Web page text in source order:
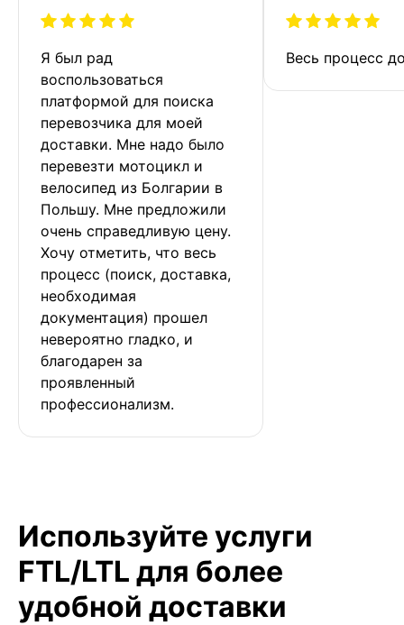
Я был рад
воспользоваться
платформой для поиска
перевозчика для моей
доставки. Мне надо было
перевезти мотоцикл и
велосипед из Болгарии в
Польшу. Мне предложили
очень справедливую цену.
Хочу отметить, что весь
процесс (поиск, доставка,
необходимая
документация) прошел
невероятно гладко, и
благодарен за
проявленный
профессионализм.
Весь процесс
Используйте услуги
FTL/LTL для более
удобной доставки